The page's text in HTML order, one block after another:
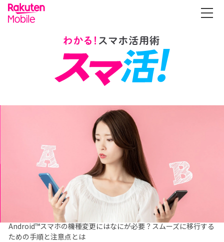
Android™スマホの機種変更にはなにが必要？スムーズに移行する
ための手順と注意点とは